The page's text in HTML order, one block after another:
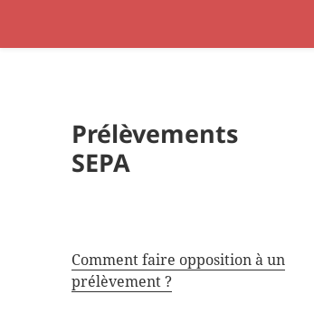
Prélèvements
SEPA
Comment faire opposition à un
prélèvement ?